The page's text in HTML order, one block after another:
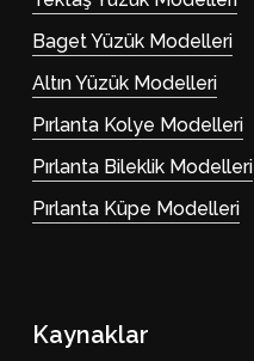
Baget Yüzük Modelleri
Altın Yüzük Modelleri
Pırlanta Kolye Modelleri
Pırlanta Bileklik Modelleri
Pırlanta Küpe Modelleri
Kaynaklar